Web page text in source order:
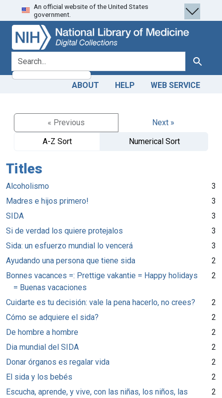
Skip
to
search
Skip to
main
content
An official website of the United States
government.
search for Search
ABOUT HELP WEB SERVICE
« Previous
Next »
A-Z Sort
Numerical Sort
Titles
Alcoholismo
3
Madres e hijos primero!
3
SIDA
3
Si de verdad los quiere protejalos
3
Sida: un esfuerzo mundial lo vencerá
3
Ayudando una persona que tiene sida
2
Bonnes vacances =: Prettige vakantie = Happy holidays
= Buenas vacaciones
2
Cuidarte es tu decisión: vale la pena hacerlo, no crees?
2
Cómo se adquiere el sida?
2
De hombre a hombre
2
Dia mundial del SIDA
2
Donar órganos es regalar vida
2
El sida y los bebés
2
Escucha, aprende, y vive, con las niñas, los niños, las
2